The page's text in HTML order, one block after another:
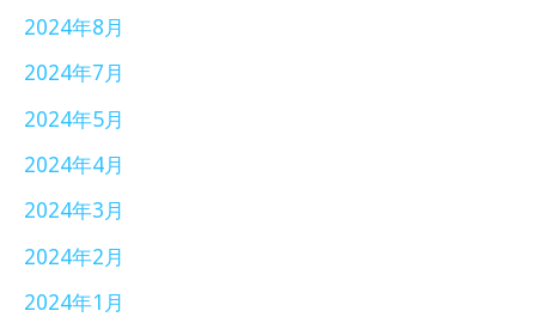
2024年8月
2024年7月
2024年5月
2024年4月
2024年3月
2024年2月
2024年1月